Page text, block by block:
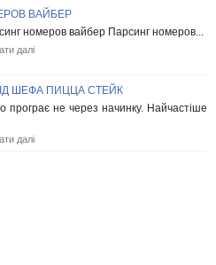
ВАЙБЕР
номеров вайбер Парсинг номеров...
далі
ШЕФА ПИЦЦА СТЕЙК
програє не через начинку. Найчастіше
далі